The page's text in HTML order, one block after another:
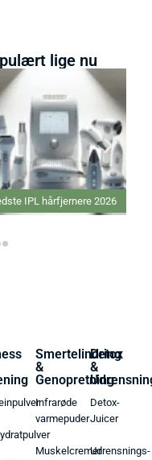
lige nu
IPL hårfjernere 2026
Smertelindring
&
Genopretning
Infrarøde
varmepuder
Muskelcremer
Detox
&
Detox-
Juicer
Udrensnings-